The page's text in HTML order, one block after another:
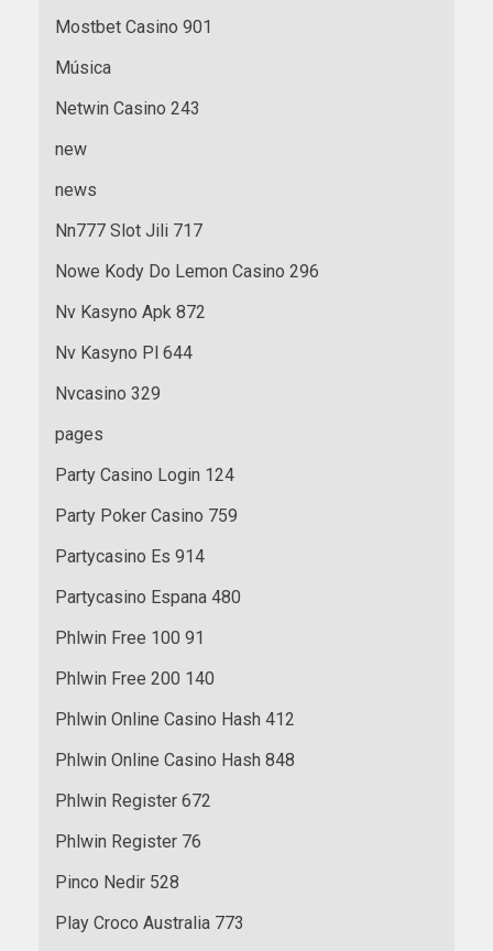
Mostbet Casino 901
Música
Netwin Casino 243
new
news
Nn777 Slot Jili 717
Nowe Kody Do Lemon Casino 296
Nv Kasyno Apk 872
Nv Kasyno Pl 644
Nvcasino 329
pages
Party Casino Login 124
Party Poker Casino 759
Partycasino Es 914
Partycasino Espana 480
Phlwin Free 100 91
Phlwin Free 200 140
Phlwin Online Casino Hash 412
Phlwin Online Casino Hash 848
Phlwin Register 672
Phlwin Register 76
Pinco Nedir 528
Play Croco Australia 773